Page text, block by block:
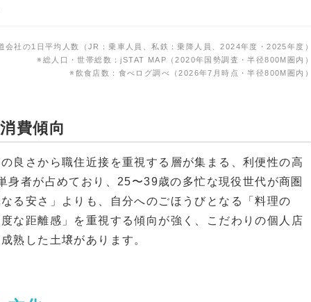
会社の1日平均人数（JR：乗車人員、私鉄：乗降人員、2024年度・2025年度）
※総人口・世帯総数：jSTAT MAP（2020年国勢調査・半径800M圏内）
※飲食店数：食べログ調べ（2026年7月時点・半径800M圏内）
費傾向
良さから職住近接を重視する層が集まる、利便性の高
身者が占めており、25〜39歳の多忙な現役世代が商圏
る安さ」よりも、自分へのごほうびとなる「料理の
な距離感」を重視する傾向が強く、こだわりの個人店
熟した土壌があります。